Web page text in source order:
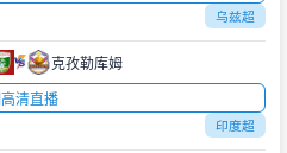
乌兹超
克孜勒库姆
高清直播
印度超